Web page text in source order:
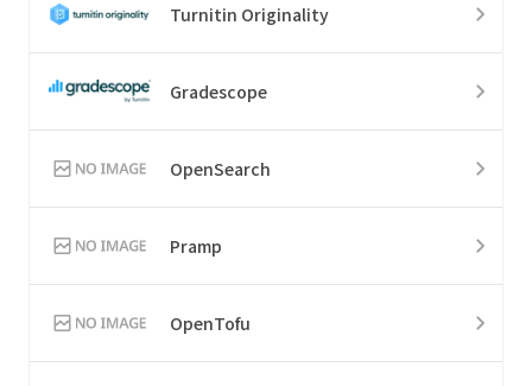
Turnitin Originality
Gradescope
OpenSearch
Pramp
OpenTofu